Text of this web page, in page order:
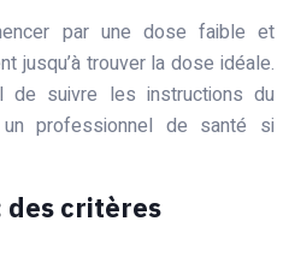
par une dose faible et
jusqu’à trouver la dose idéale.
de suivre les instructions du
professionnel de santé si
des critères